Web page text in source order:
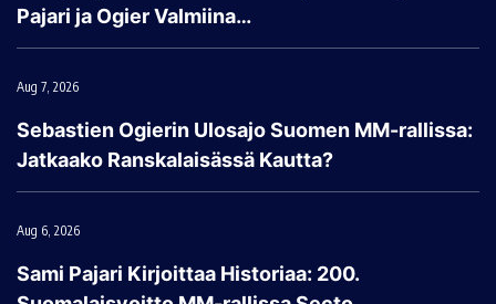
Pajari ja Ogier Valmiina…
Aug 7, 2026
Sebastien Ogierin Ulosajo Suomen MM-rallissa:
Jatkaako Ranskalaisässä Kautta?
Aug 6, 2026
Sami Pajari Kirjoittaa Historiaa: 200.